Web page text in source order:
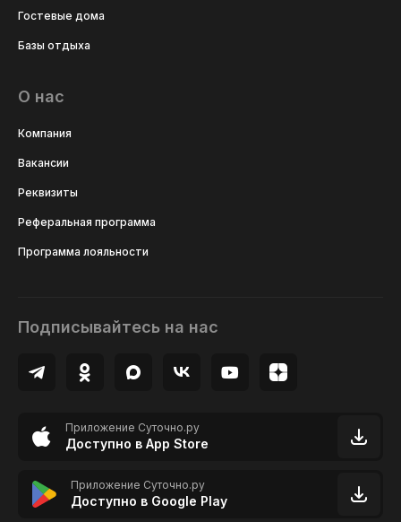
Гостевые дома
Базы отдыха
О нас
Компания
Вакансии
Реквизиты
Реферальная программа
Программа лояльности
Подписывайтесь на нас
Приложение Суточно.ру
Доступно в App Store
Приложение Суточно.ру
Доступно в Google Play